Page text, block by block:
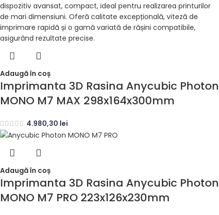
Adaugă în coș
Imprimanta 3D Rasina Anycubic Photon
MONO M7 MAX 298x164x300mm
4.980,30 lei
Adaugă în coș
Imprimanta 3D Rasina Anycubic Photon
MONO M7 PRO 223x126x230mm